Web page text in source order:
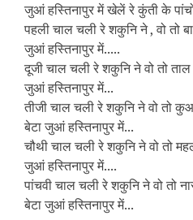
जुआं हस्तिनापुर में खेलें रे कुंती के
पहली चाल चली रे शकुनि ने , वो तो
जुआं हस्तिनापुर में.....
दूजी चाल चली रे शकुनि ने वो तो
जुआं हस्तिनापुर में...
तीजी चाल चली रे शकुनि ने वो तो
बेटा जुआं हस्तिनापुर में...
चौथी चाल चली रे शकुनि ने वो तो
जुआं हस्तिनापुर में....
पांचवी चाल चली रे शकुनि ने वो तो
बेटा जुआं हस्तिनापुर में...